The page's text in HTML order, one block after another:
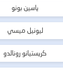
ياسين بونو
ليونيل ميسي
كريستيانو رونالدو